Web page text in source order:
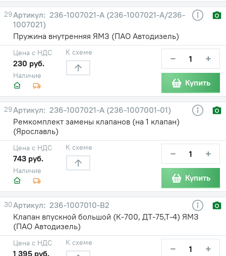
29
236-1007021-А (236-1007021-А/236-
1007021)
Пружина внутренняя ЯМЗ (ПАО Автодизель)
Наличие
Цена с НДС
230 руб.
К схеме − +
Купить
29
236-1007021-А (236-1007001-01)
Ремкомплект замены клапанов (на 1 клапан)
(Ярославль)
Наличие
Цена с НДС
743 руб.
К схеме − +
Купить
30
236-1007010-В2
Клапан впускной большой (К-700, ДТ-75,Т-4) ЯМЗ
(ПАО Автодизель)
Цена с НДС
1 395 руб.
К схеме − +